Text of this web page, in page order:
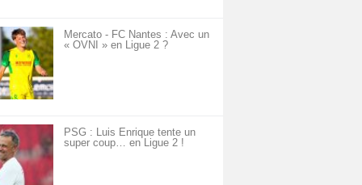
Mercato - FC Nantes : Avec un
« OVNI » en Ligue 2 ?
PSG : Luis Enrique tente un
super coup… en Ligue 2 !